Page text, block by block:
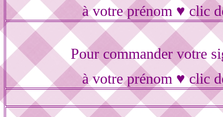
à votre prénom ♥ clic
Pour commander votre
à votre prénom ♥ clic